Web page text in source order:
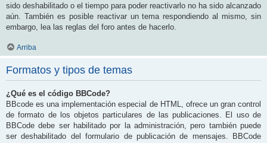
sido deshabilitado o el tiempo para poder reactivarlo no ha sido alcanzado
aún. También es posible reactivar un tema respondiendo al mismo, sin
embargo, lea las reglas del foro antes de hacerlo.
Arriba
Formatos y tipos de temas
¿Qué es el código BBCode?
BBcode es una implementación especial de HTML, ofrece un gran control
de formato de los objetos particulares de las publicaciones. El uso de
BBCode debe ser habilitado por la administración, pero también puede
ser deshabilitado del formulario de publicación de mensajes. BBCode